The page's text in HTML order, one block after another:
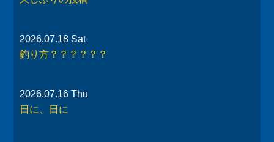
2026.07.18 Sat
釣り方？？？？？？
2026.07.16 Thu
日に、日に